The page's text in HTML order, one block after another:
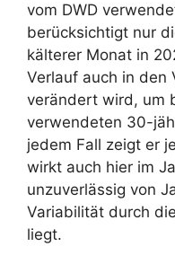
vom DWD
berücksichtigt nur
kälterer Monat in
Verlauf auch in den
verändert wird, um
verwendeten 30-
jedem Fall zeigt er
wirkt auch hier im
unzuverlässig von
Variabilität durch
liegt.